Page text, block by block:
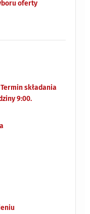
oferty
składania
9:00.